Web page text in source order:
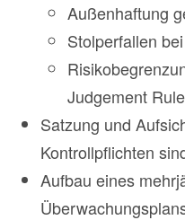
Außenhaftung
Stolperfallen
Judgement Rule
Satzung und
Kontrollpflichten
Aufbau eines